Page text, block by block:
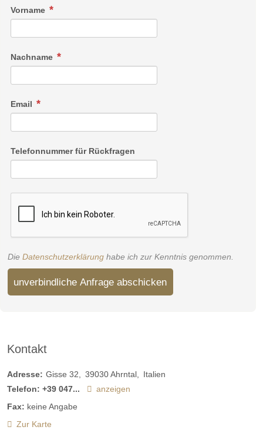
Vorname
Nachname
Email
Telefonnummer für Rückfragen
Die Datenschutzerklärung habe ich zur Kenntnis genommen.
unverbindliche Anfrage abschicken
Kontakt
Adresse: Gisse 32 39030Ahrntal
Italien
Telefon: +39 047...
anzeigen
Fax: keine Angabe
Zur Karte